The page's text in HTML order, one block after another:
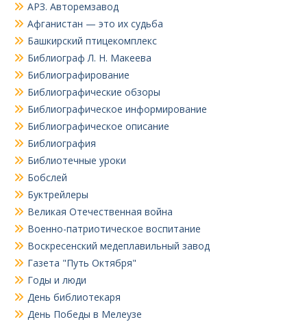
АРЗ. Авторемзавод
Афганистан — это их судьба
Башкирский птицекомплекс
Библиограф Л. Н. Макеева
Библиографирование
Библиографические обзоры
Библиографическое информирование
Библиографическое описание
Библиография
Библиотечные уроки
Бобслей
Буктрейлеры
Великая Отечественная война
Военно-патриотическое воспитание
Воскресенский медеплавильный завод
Газета "Путь Октября"
Годы и люди
День библиотекаря
День Победы в Мелеузе